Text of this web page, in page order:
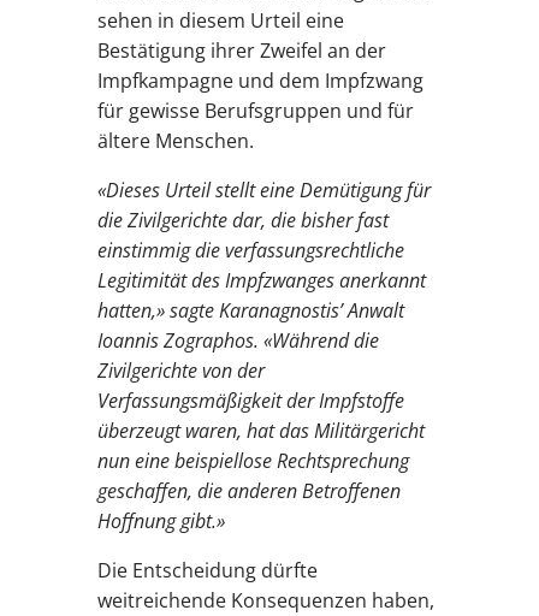
sehen in diesem Urteil eine
Bestätigung ihrer Zweifel an der
Impfkampagne und dem Impfzwang
für gewisse Berufsgruppen und für
ältere Menschen.
«Dieses Urteil stellt eine Demütigung für
die Zivilgerichte dar, die bisher fast
einstimmig die verfassungsrechtliche
Legitimität des Impfzwanges anerkannt
hatten,» sagte Karanagnostis’ Anwalt
Ioannis Zographos. «Während die
Zivilgerichte von der
Verfassungsmäßigkeit der Impfstoffe
überzeugt waren, hat das Militärgericht
nun eine beispiellose Rechtsprechung
geschaffen, die anderen Betroffenen
Hoffnung gibt.»
Die Entscheidung dürfte
weitreichende Konsequenzen haben,